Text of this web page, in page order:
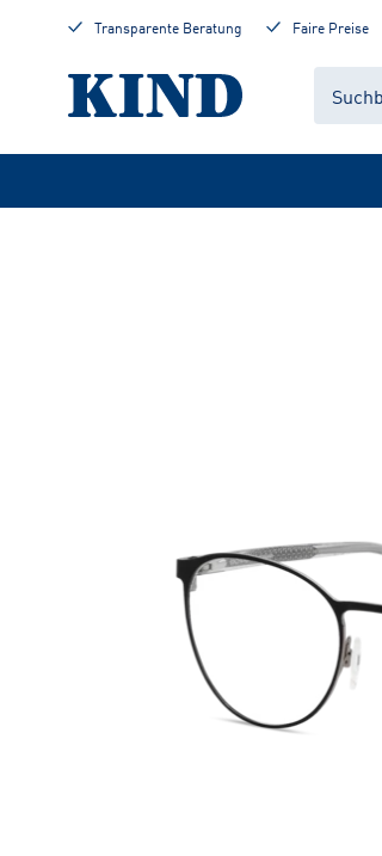
Transparente Beratung Faire Preise